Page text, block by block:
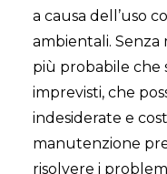
a causa dell’uso
ambientali.
più probabile che
imprevisti, che
indesiderate e
manutenzione
risolvere i